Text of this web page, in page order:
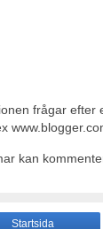
frågar efter
kan
Startsida